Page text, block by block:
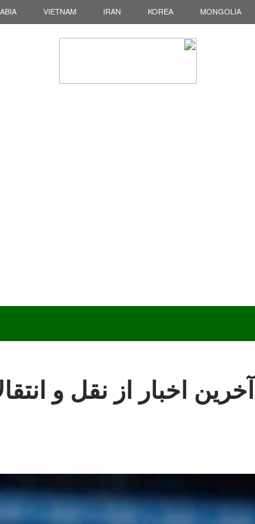
VIETNAM IRAN KOREA MONGOLIA
آخرین اخبار از نقل و